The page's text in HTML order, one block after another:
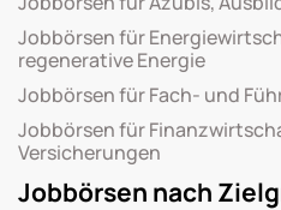
Jobbörsen für
regenerative Energie
Jobbörsen für Fach- und
Jobbörsen für
Versicherungen
Jobbörsen nach